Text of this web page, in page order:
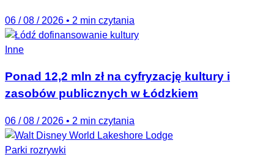
06 / 08 / 2026 • 2 min czytania
Inne
Ponad 12,2 mln zł na cyfryzację kultury i
zasobów publicznych w Łódzkiem
06 / 08 / 2026 • 2 min czytania
Parki rozrywki